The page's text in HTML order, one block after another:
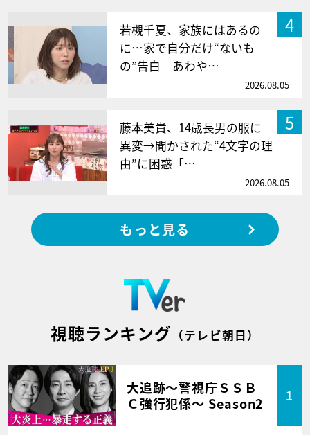
4
若槻千夏、家族にはあるの
に…家で自分だけ“ないも
の”告白 あわや…
2026.08.05
5
藤本美貴、14歳長男の服に
異変→聞かされた“4文字の理
由”に困惑「…
2026.08.05
もっと見る
視聴ランキング （テレビ朝日）
大追跡～警視庁ＳＳＢ
Ｃ強行犯係～ Season2
1